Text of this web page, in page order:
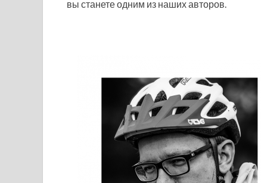
вы станете одним из наших авторов.